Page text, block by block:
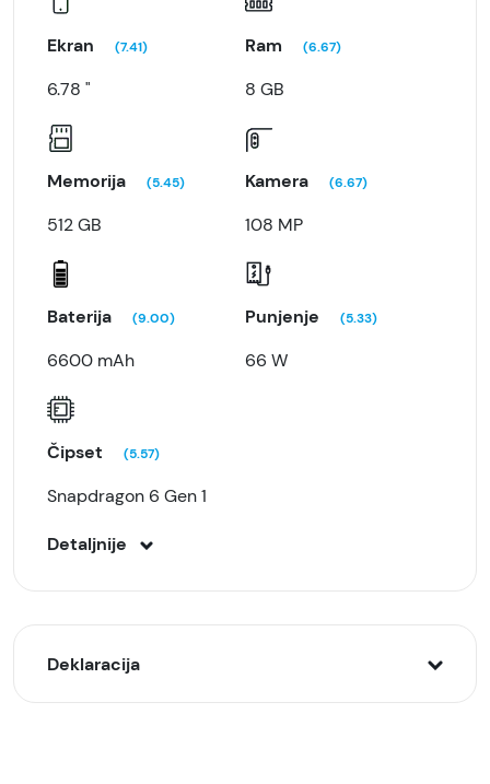
Ekran (7.41)
6.78 "
Ram (6.67)
8 GB
Memorija (5.45)
512 GB
Kamera (6.67)
108 MP
Baterija (9.00)
6600 mAh
Punjenje (5.33)
66 W
Čipset (5.57)
Snapdragon 6 Gen 1
Detaljnije
Deklaracija